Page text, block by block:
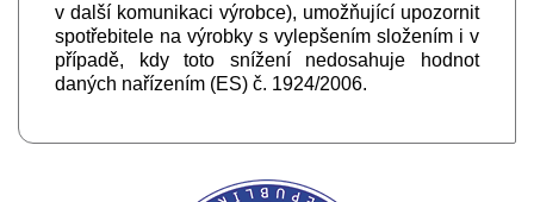
v další komunikaci výrobce), umožňující upozornit
spotřebitele na výrobky s vylepšením složením i v
případě, kdy toto snížení nedosahuje hodnot
daných nařízením (ES) č. 1924/2006.